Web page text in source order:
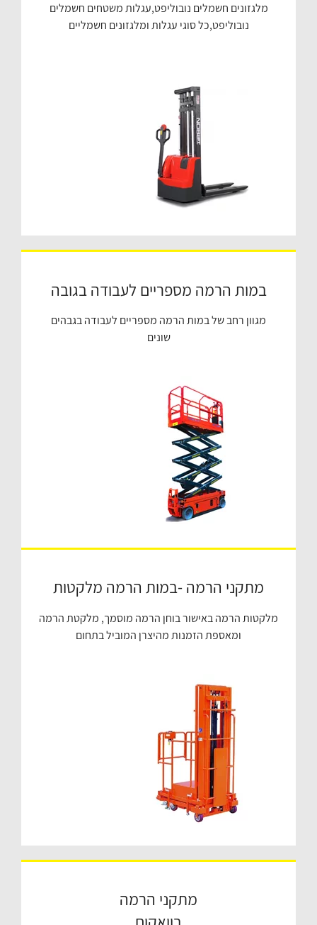
מלגזונים חשמלים נובוליפט,עגלות משטחים חשמלים
נובוליפט,כל סוגי עגלות ומלגזונים חשמליים
במות הרמה מספריים לעבודה בגובה
מגוון רחב של במות הרמה מספריים לעבודה בגבהים
שונים
מתקני הרמה -במות הרמה מלקטות
מלקטות הרמה באישור בוחן הרמה מוסמך, מלקטת הרמה
ומאספת הזמנות מהיצרן המוביל בתחום
מתקני הרמה